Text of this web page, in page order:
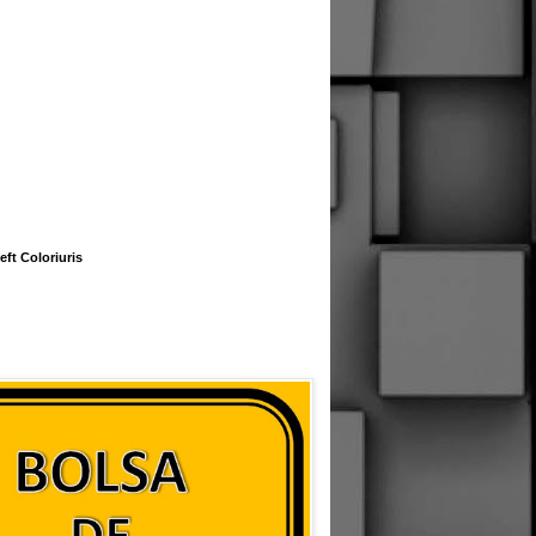
Coloriuris